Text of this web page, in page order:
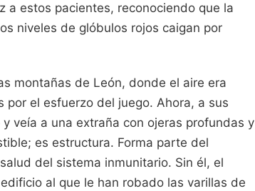
a estos pacientes, reconociendo que la
niveles de glóbulos rojos caigan por
montañas de León, donde el aire era
el esfuerzo del juego. Ahora, a sus
veía a una extraña con ojeras profundas y
es estructura. Forma parte del
del sistema inmunitario. Sin él, el
al que le han robado las varillas de